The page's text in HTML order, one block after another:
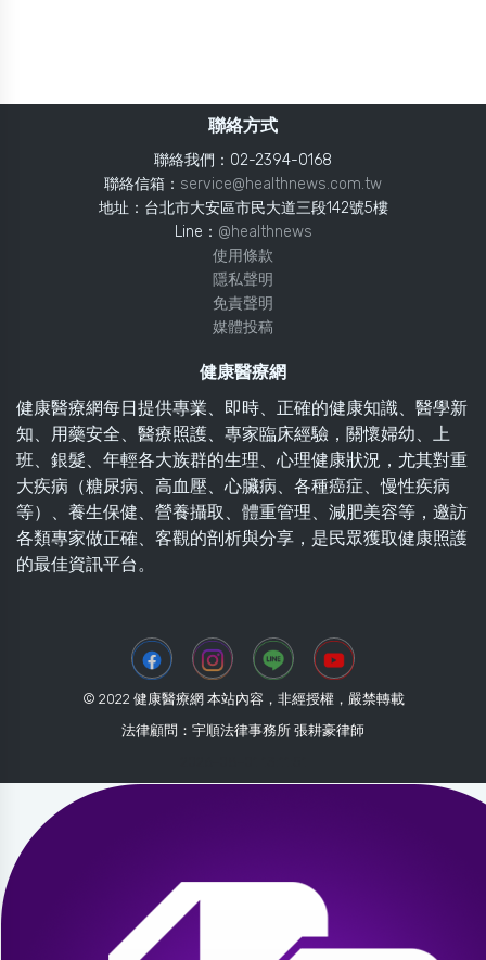
聯絡方式
聯絡我們：02-2394-0168
聯絡信箱： service@healthnews.com.tw
地址：台北市大安區市民大道三段142號5樓
Line： @healthnews
使用條款
隱私聲明
免責聲明
媒體投稿
健康醫療網
健康醫療網每日提供專業、即時、正確的健康知識、醫學新
知、用藥安全、醫療照護、專家臨床經驗，關懷婦幼、上
班、銀髮、年輕各大族群的生理、心理健康狀況，尤其對重
大疾病（糖尿病、高血壓、心臟病、各種癌症、慢性疾病
等）、養生保健、營養攝取、體重管理、減肥美容等，邀訪
各類專家做正確、客觀的剖析與分享，是民眾獲取健康照護
的最佳資訊平台。
© 2022 健康醫療網 本站內容，非經授權，嚴禁轉載
法律顧問：宇順法律事務所 張耕豪律師